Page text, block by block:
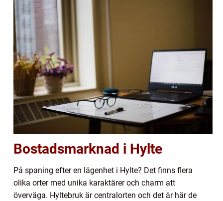
Bostadsmarknad i Hylte
På spaning efter en lägenhet i Hylte? Det finns flera
olika orter med unika karaktärer och charm att
överväga. Hyltebruk är centralorten och det är här de